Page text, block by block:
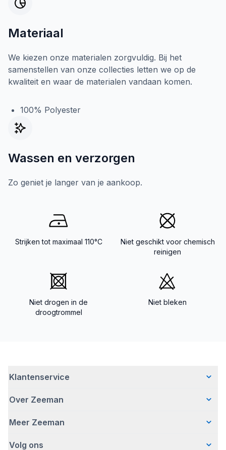
Materiaal
We kiezen onze materialen zorgvuldig. Bij het
samenstellen van onze collecties letten we op de
kwaliteit en waar de materialen vandaan komen.
100% Polyester
Wassen en verzorgen
Zo geniet je langer van je aankoop.
Strijken tot maximaal 110°C
Niet geschikt voor chemisch
reinigen
Niet drogen in de
droogtrommel
Niet bleken
Klantenservice
Veelgestelde vragen
Bezorgen
Over Zeeman
Wie wij zijn
Meer Zeeman
Veiligheidswaarschuwing
Volg ons